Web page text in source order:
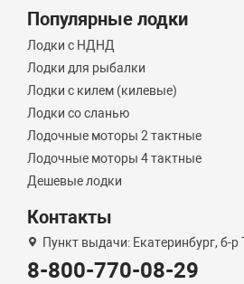
Популярные лодки
Лодки с НДНД
Лодки для рыбалки
Лодки с килем (килевые)
Лодки со сланью
Лодочные моторы 2 тактные
Лодочные моторы 4 тактные
Дешевые лодки
Контакты
Пункт выдачи: Екатеринбург, б-
8-800-770-08-29